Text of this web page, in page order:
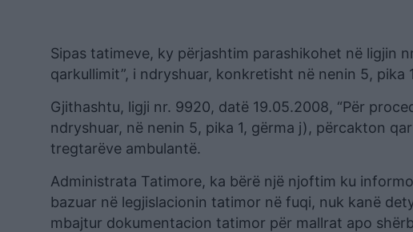
Sipas tatimeve, ky përjashtim parashikohet në ligjin
qarkullimit”, i ndryshuar, konkretisht në nenin 5, pika
Gjithashtu, ligji nr. 9920, datë 19.05.2008, “Për
ndryshuar, në nenin 5, pika 1, gërma j), përcakton
tregtarëve ambulantë.
Administrata Tatimore, ka bërë një njoftim ku
bazuar në legjislacionin tatimor në fuqi, nuk kanë
mbajtur dokumentacion tatimor për mallrat apo